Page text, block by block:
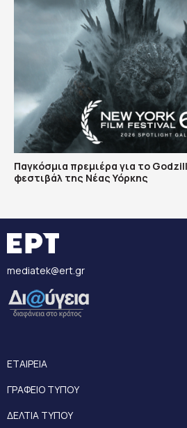
Παγκόσμια πρεμιέρα για το
φεστιβάλ της Νέας Υόρκης
mediatek@ert.gr
ΕΤΑΙΡΕΙΑ
ΓΡΑΦΕΙΟ ΤΥΠΟΥ
ΔΕΛΤΙΑ ΤΥΠΟΥ